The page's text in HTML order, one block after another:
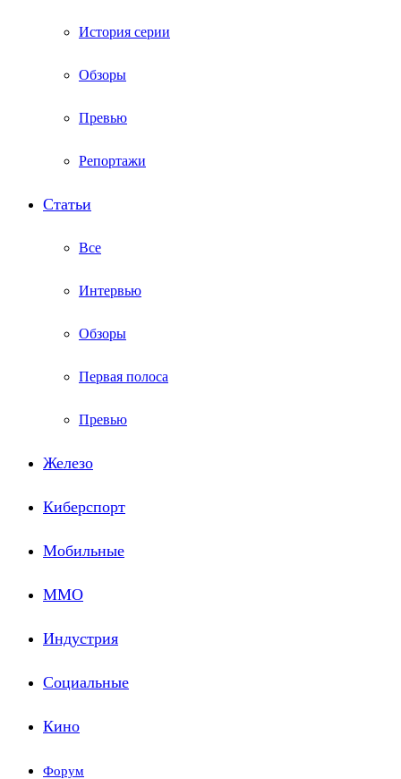
История серии
Обзоры
Превью
Репортажи
Статьи
Все
Интервью
Обзоры
Первая полоса
Превью
Железо
Киберспорт
Мобильные
ММО
Индустрия
Социальные
Кино
Форум